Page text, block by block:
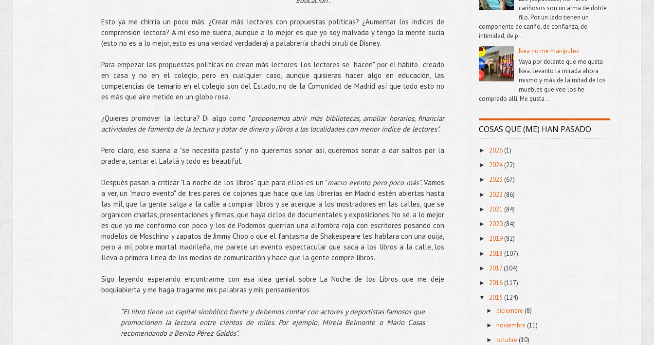
Esto ya me chirría un poco más. ¿Crear más lectores con propuestas políticas? ¿Aumentar los índices de
comprensión lectora? A mí eso me suena, aunque a lo mejor es que yo soy malvada y tengo la mente sucia
(esto no es a lo mejor, esto es una verdad verdadera) a palabrería chachi piruli de Disney.
Para empezar las propuestas políticas no crean más lectores. Los lectores se "hacen" por el hábito creado
en casa y no en el colegio, pero en cualquier caso, aunque quisieras hacer algo en educación, las
competencias de temario en el colegio son del Estado, no de la Comunidad de Madrid así que todo esto no
es más que aire metido en un globo rosa.
¿Quieres promover la lectura? Di algo como "proponemos abrir más bibliotecas, ampliar horarios, financiar
actividades de fomento de la lectura y dotar de dinero y libros a las localidades con menor índice de lectores".
Pero claro, eso suena a "se necesita pasta" y no queremos sonar así, queremos sonar a dar saltos por la
pradera, cantar el Lalalá y todo es beautiful.
Después pasan a criticar "La noche de los libros" que para ellos es un "macro evento pero poco más". Vamos
a ver, un "macro evento" de tres pares de cojones que hace que las librerías en Madrid estén abiertas hasta
las mil, que la gente salga a la calle a comprar libros y se acerque a los mostradores en las calles, que se
organicen charlas, presentaciones y firmas, que haya ciclos de documentales y exposiciones. No sé, a lo mejor
es que yo me conformo con poco y los de Podemos querrían una alfombra roja con escritores posando con
modelos de Moschino y zapatos de Jimmy Choo o que el fantasma de Shakespeare les hablara con una ouija,
pero a mí, pobre mortal madrileña, me parece un evento espectacular que saca a los libros a la calle, los
lleva a primera línea de los medios de comunicación y hace que la gente compre libros.
Sigo leyendo esperando encontrarme con esa idea genial sobre La Noche de los Libros que me deje
boquiabierta y me haga tragarme mis palabras y mis pensamientos.
“El libro tiene un capital simbólico fuerte y debemos contar con actores y deportistas famosos que
promocionen la lectura entre cientos de miles. Por ejemplo, Mireia Belmonte o Mario Casas
recomendando a Benito Pérez Galdós”.
cariñosos son un arma de doble
filo. Por un lado tienen un
componente de cariño, de confianza, de
intimidad, de p...
Ikea no me manipules
Vaya por delante que me gusta
Ikea. Levanto la mirada ahora
mismo y más de la mitad de los
muebles que veo los he
comprado allí. Me gusta...
COSAS QUE (ME) HAN PASADO
► 2026 (1)
► 2024(22)
► 2023 (67)
► 2022 (86)
► 2021 (84)
► 2020(84)
► 2019(82)
► 2018 (107)
► 2017 (104)
► 2016(117)
▼ 2015 (124)
► diciembre(8)
►noviembre (11)
►octubre (10)